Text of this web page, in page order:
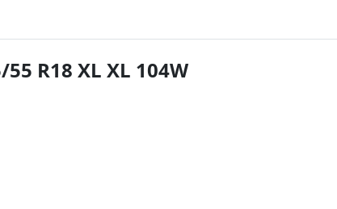
R18 XL XL 104W